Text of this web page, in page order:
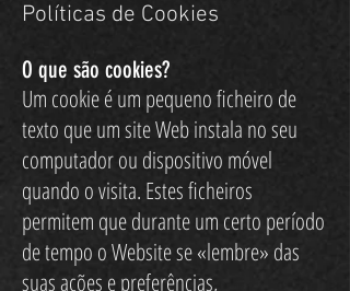
Políticas de Cookies
O que são cookies?
Um cookie é um pequeno ficheiro de
texto que um site Web instala no seu
computador ou dispositivo móvel
quando o visita. Estes ficheiros
permitem que durante um certo período
de tempo o Website se «lembre» das
suas ações e preferências,